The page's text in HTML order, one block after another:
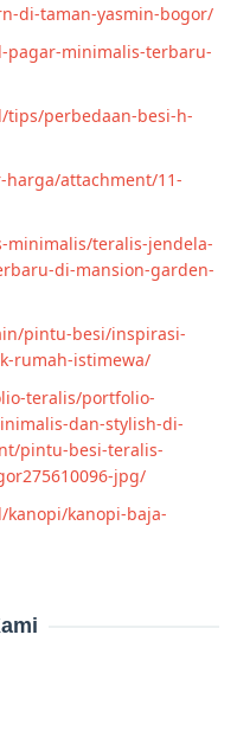
di-taman-yasmin-bogor/
pagar-minimalis-terbaru-
tips/perbedaan-besi-h-
attachment/11-
minimalis/teralis-jendela-
di-mansion-garden-
pintu-besi/inspirasi-
rumah-istimewa/
teralis/portfolio-
dan-stylish-di-
pintu-besi-teralis-
jpg/
kanopi-baja-